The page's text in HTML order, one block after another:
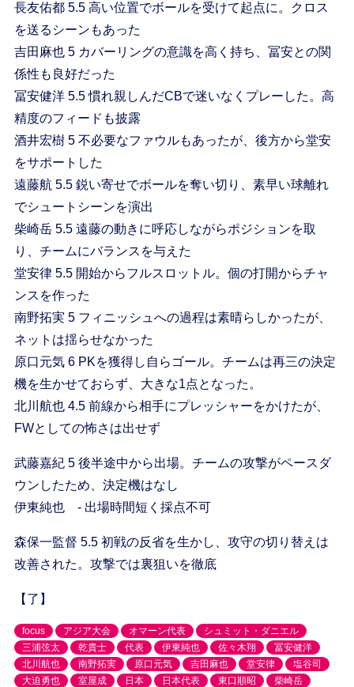
長友佑都 5.5 高い位置でボールを受けて起点に。クロス
を送るシーンもあった
吉田麻也 5 カバーリングの意識を高く持ち、冨安との関
係性も良好だった
冨安健洋 5.5 慣れ親しんだCBで迷いなくプレーした。高
精度のフィードも披露
酒井宏樹 5 不必要なファウルもあったが、後方から堂安
をサポートした
遠藤航 5.5 鋭い寄せでボールを奪い切り、素早い球離れ
でシュートシーンを演出
柴崎岳 5.5 遠藤の動きに呼応しながらポジションを取
り、チームにバランスを与えた
堂安律 5.5 開始からフルスロットル。個の打開からチャ
ンスを作った
南野拓実 5 フィニッシュへの過程は素晴らしかったが、
ネットは揺らせなかった
原口元気 6 PKを獲得し自らゴール。チームは再三の決定
機を生かせておらず、大きな1点となった。
北川航也 4.5 前線から相手にプレッシャーをかけたが、
FWとしての怖さは出せず
武藤嘉紀 5 後半途中から出場。チームの攻撃がペースダ
ウンしたため、決定機はなし
伊東純也 - 出場時間短く採点不可
森保一監督 5.5 初戦の反省を生かし、攻守の切り替えは
改善された。攻撃では裏狙いを徹底
【了】
focus アジア大会 オマーン代表
シュミット・ダニエル
三浦弦太
乾貴士 代表 伊東純也 佐々木翔
冨安健洋
北川航也
南野拓実 原口元気 吉田麻也 堂安律
塩谷司
大迫勇也
室屋成 日本 日本代表 東口順昭
柴崎岳